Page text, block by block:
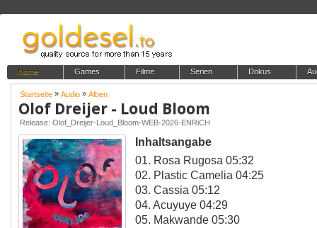
Home Games Filme Serien Dokus
Startseite » Audio » Alben
Olof Dreijer - Loud Bloom
Release: Olof_Dreijer-Loud_Bloom-WEB-2026-ENRiCH
Inhaltsangabe
01. Rosa Rugosa 05:32
02. Plastic Camelia 04:25
03. Cassia 05:12
04. Acuyuye 04:29
05. Makwande 05:30